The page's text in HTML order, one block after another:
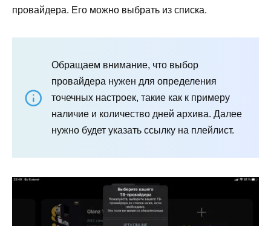
провайдера. Его можно выбрать из списка.
Обращаем внимание, что выбор
провайдера нужен для определения
точечных настроек, такие как к примеру
наличие и количество дней архива. Далее
нужно будет указать ссылку на плейлист.